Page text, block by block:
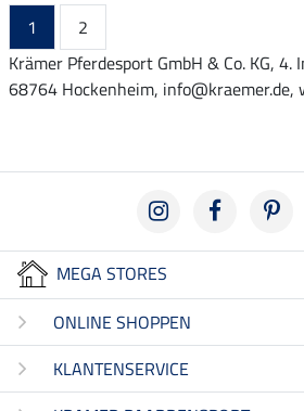
1
2
Krämer Pferdesport GmbH & Co. KG,
68764 Hockenheim, info@kraemer.de,
MEGA STORES
ONLINE SHOPPEN
KLANTENSERVICE